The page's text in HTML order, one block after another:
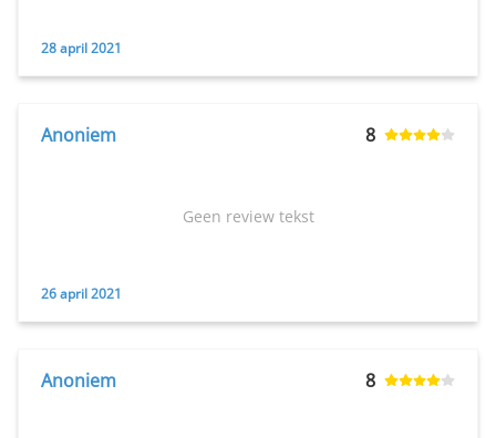
28 april 2021
Anoniem 8
Geen review tekst
26 april 2021
Anoniem 8